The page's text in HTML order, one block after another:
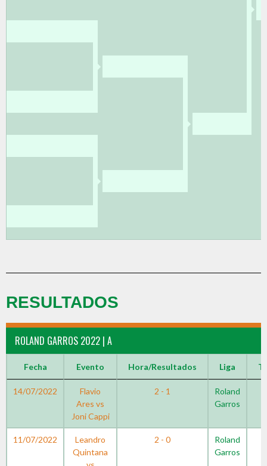
RESULTADOS
ROLAND GARROS 2022 | A
Fecha Evento Hora/Resultados Liga
14/07/2022
Flavio
Ares vs
Joni Cappi
2 - 1
Roland
Garros
11/07/2022
Leandro
Quintana
2 - 0
Roland
Garros